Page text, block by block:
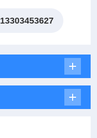
13303453627